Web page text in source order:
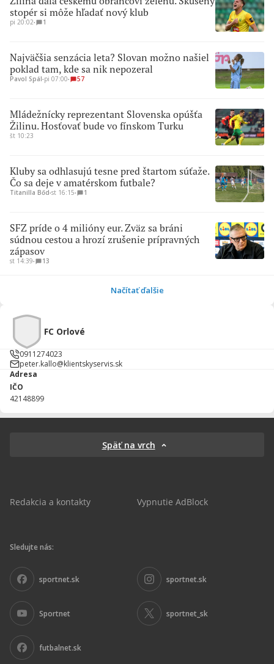
stopér si môže hľadať nový klub
pi 20:02∙ 1
Najväčšia senzácia leta? Slovan možno našiel
poklad tam, kde sa nik nepozeral
Pavol Spál∙pi 07:00∙ 57
Mládežnícky reprezentant Slovenska opúšťa
Žilinu. Hosťovať bude vo fínskom Turku
št 10:23
Kluby sa odhlasujú tesne pred štartom súťaže.
Čo sa deje v amatérskom futbale?
Titanilla Bőd∙st 16:15∙ 1
SFZ príde o 4 milióny eur. Zväz sa bráni
súdnou cestou a hrozí zrušenie prípravných
zápasov
st 14:39∙ 13
Načítať ďalšie
FC Orlové
0911274023
peter.kallo@klientskyservis.sk
Adresa
IČO
42148899
Späť na vrch
Redakcia a kontakty Vypnutie AdBlock
Sledujte nás:
sportnet.sk sportnet.sk
Sportnet sportnet_sk
futbalnet.sk